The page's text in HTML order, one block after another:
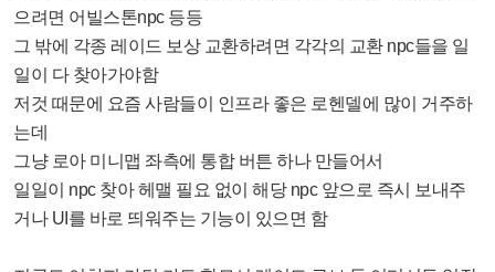
으려면 어빌스톤npc 등등
그 밖에 각종 레이드 보상 교환하려면 각각의 교환 npc들을 일
일이 다 찾아가야함
저것 때문에 요즘 사람들이 인프라 좋은 로헨델에 많이 거주하
는데
그냥 로아 미니맵 좌측에 통합 버튼 하나 만들어서
일일이 npc 찾아 헤맬 필요 없이 해당 npc 앞으로 즉시 보내주
거나 UI를 바로 띄워주는 기능이 있으면 함